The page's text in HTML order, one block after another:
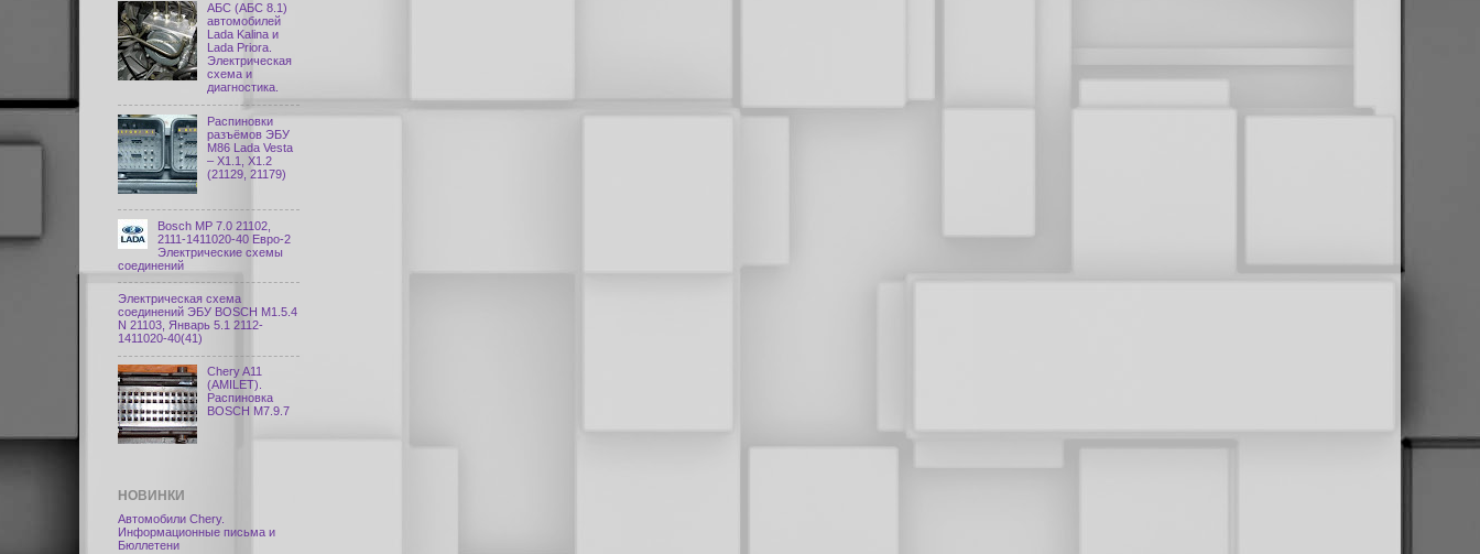
АБС (АБС 8.1)
автомобилей
Lada Kalina и
Lada Priora.
Электрическая
схема и
диагностика.
Распиновки
разъёмов ЭБУ
M86 Lada Vesta
– X1.1, X1.2
(21129, 21179)
Bosch МР 7.0 21102,
2111-1411020-40 Евро-2
Электрические схемы
соединений
Электрическая схема
соединений ЭБУ BOSCH M1.5.4
N 21103, Январь 5.1 2112-
1411020-40(41)
Chery A11
(AMILET).
Распиновка
BOSCH M7.9.7
НОВИНКИ
Автомобили Chery.
Информационные письма и
Бюллетени